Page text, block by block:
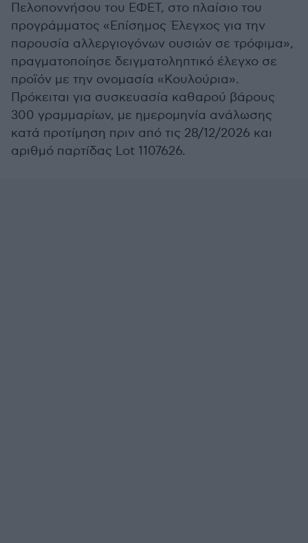
Πελοποννήσου του ΕΦΕΤ, στο πλαίσιο του
προγράμματος «Επίσημος Έλεγχος για την
παρουσία αλλεργιογόνων ουσιών σε τρόφιμα»,
πραγματοποίησε δειγματοληπτικό έλεγχο σε
προϊόν με την ονομασία «Κουλούρια».
Πρόκειται για συσκευασία καθαρού βάρους
300 γραμμαρίων, με ημερομηνία ανάλωσης
κατά προτίμηση πριν από τις 28/12/2026 και
αριθμό παρτίδας Lot 1107626.